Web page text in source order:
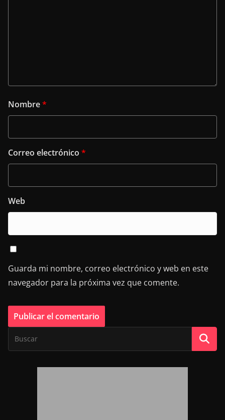
Nombre*
Correo electrónico *
Web
Guarda mi nombre, correo electrónico y web en este
navegador para la próxima vez que comente.